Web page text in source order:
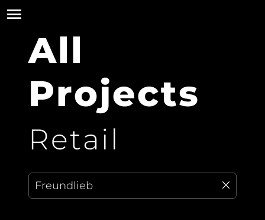
All
Projects
Retail